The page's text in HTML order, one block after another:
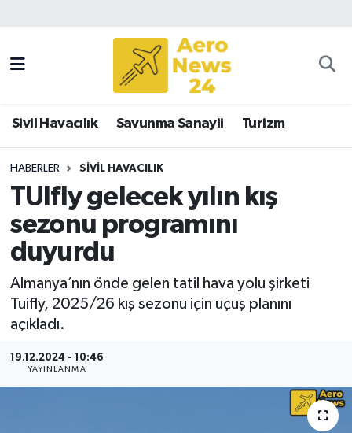
Sivil Havacılık Savunma Sanayii Turizm
HABERLER SIVIL HAVACILIK
TUIfly gelecek yılın kış
sezonu programını
duyurdu
Almanya’nın önde gelen tatil hava yolu şirketi
Tuifly, 2025/26 kış sezonu için uçuş planını
açıkladı.
19.12.2024 - 10:46
YAYINLANMA